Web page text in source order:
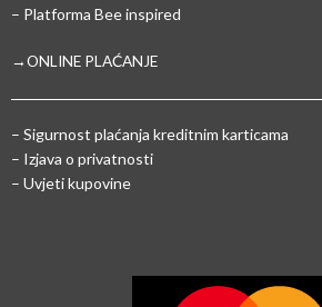
– Platforma Bee inspired
→ONLINE PLAĆANJE
– Sigurnost plaćanja kreditnim karticama
– Izjava o privatnosti
– Uvjeti kupovine